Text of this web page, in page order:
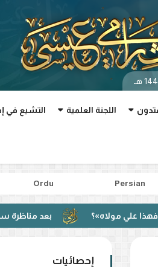
اللجنة العلمية التشيع في
Persian
Ordu
بعد مناظرة ساخنة..
إحصائيات